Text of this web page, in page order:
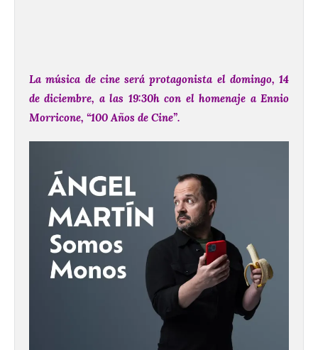
La música de cine será protagonista el domingo, 14
de diciembre, a las 19:30h con el homenaje a Ennio
Morricone, “100 Años de Cine”.